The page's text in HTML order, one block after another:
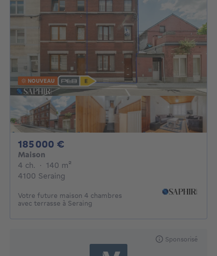
NOUVEAU
185 000 €
Maison
4 ch. 4 chambres
· 140 m²
4100 Seraing
Votre future maison 4 chambres
avec terrasse à Seraing
Sponsorisé